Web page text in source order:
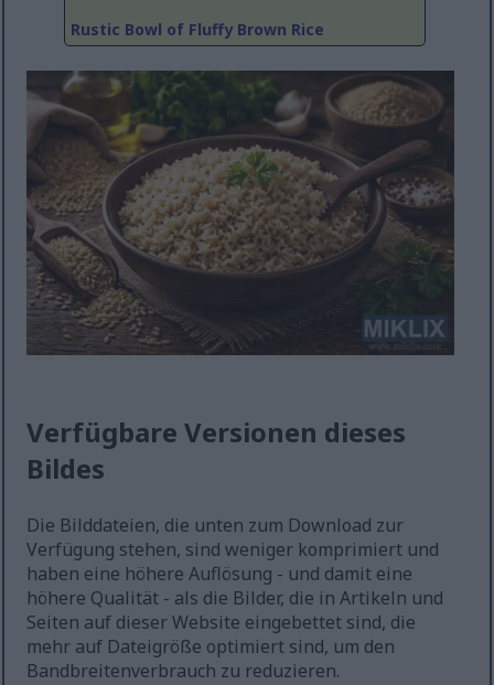
Rustic Bowl of Fluffy Brown Rice
Verfügbare Versionen dieses
Bildes
Die Bilddateien, die unten zum Download zur
Verfügung stehen, sind weniger komprimiert und
haben eine höhere Auflösung - und damit eine
höhere Qualität - als die Bilder, die in Artikeln und
Seiten auf dieser Website eingebettet sind, die
mehr auf Dateigröße optimiert sind, um den
Bandbreitenverbrauch zu reduzieren.